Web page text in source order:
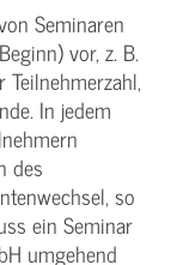
Seminaren
vor, z. B.
In jedem
des
so
ein Seminar
umgehend